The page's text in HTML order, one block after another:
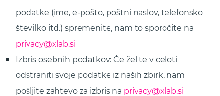
podatke (ime, e-pošto, poštni naslov, telefonsko
številko itd.) spremenite, nam to sporočite na
privacy@xlab.si
Izbris osebnih podatkov: Če želite v celoti
odstraniti svoje podatke iz naših zbirk, nam
pošljite zahtevo za izbris na privacy@xlab.si